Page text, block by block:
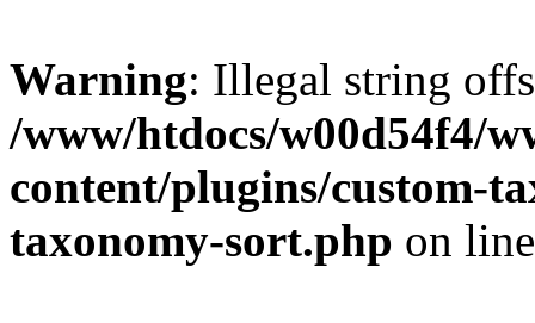
Warning: Illegal string
/www/htdocs/w00d54f4/
content/plugins/custom-
taxonomy-sort.php on